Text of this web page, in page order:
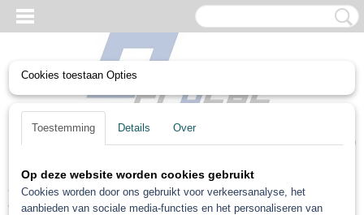
(0)
Home>Non paint>Spuitbok / Standaarden>Bumper houder
kruis bok
Cookies toestaan Opties
Toestemming Details Over
Op deze website worden cookies gebruikt
Cookies worden door ons gebruikt voor verkeersanalyse, het
aanbieden van sociale media-functies en het personaliseren van